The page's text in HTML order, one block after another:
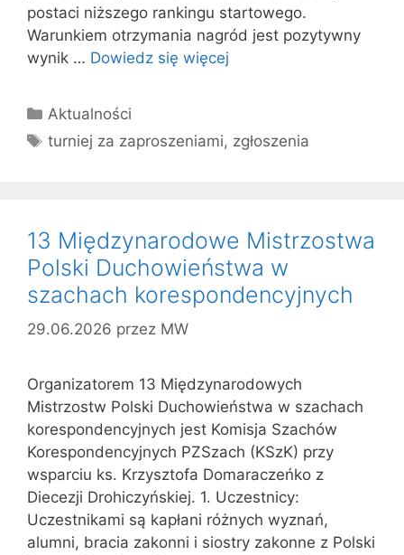
postaci niższego rankingu startowego.
Warunkiem otrzymania nagród jest pozytywny
wynik … Dowiedz się więcej
Kategorie
Aktualności
Tagi
turniej za zaproszeniami, zgłoszenia
13 Międzynarodowe Mistrzostwa
Polski Duchowieństwa w
szachach korespondencyjnych
29.06.2026 przez MW
Organizatorem 13 Międzynarodowych
Mistrzostw Polski Duchowieństwa w szachach
korespondencyjnych jest Komisja Szachów
Korespondencyjnych PZSzach (KSzK) przy
wsparciu ks. Krzysztofa Domaraczeńko z
Diecezji Drohiczyńskiej. 1. Uczestnicy:
Uczestnikami są kapłani różnych wyznań,
alumni, bracia zakonni i siostry zakonne z Polski